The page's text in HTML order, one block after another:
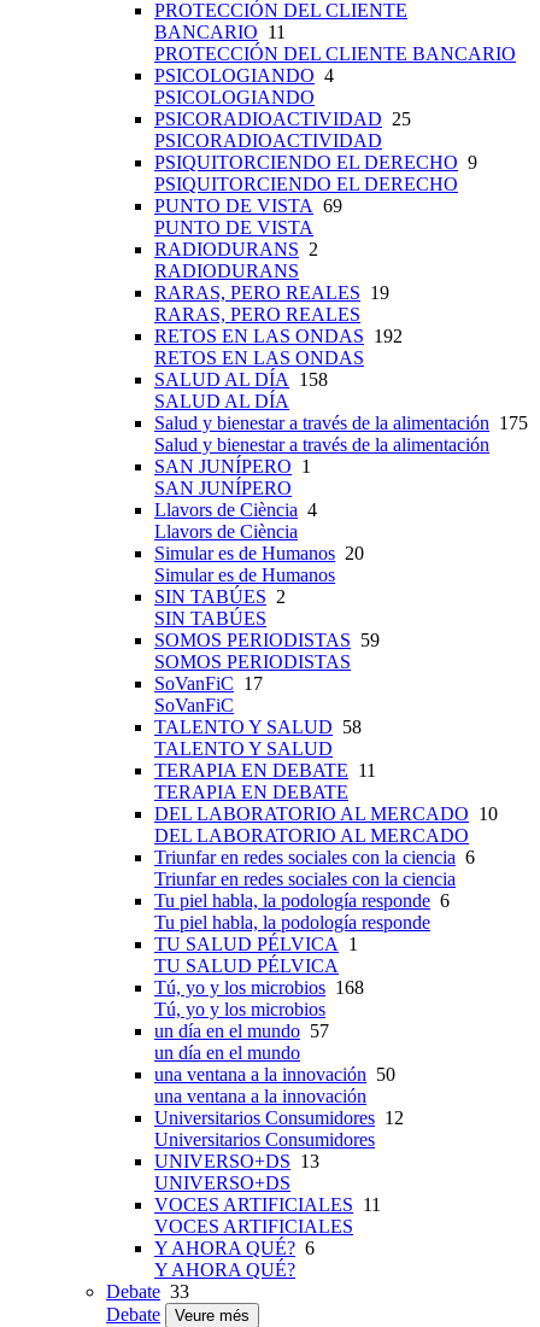
PROTECCIÓN DEL CLIENTE
BANCARIO 11
PROTECCIÓN DEL CLIENTE BANCARIO
PSICOLOGIANDO 4
PSICOLOGIANDO
PSICORADIOACTIVIDAD 25
PSICORADIOACTIVIDAD
PSIQUITORCIENDO EL DERECHO 9
PSIQUITORCIENDO EL DERECHO
PUNTO DE VISTA 69
PUNTO DE VISTA
RADIODURANS 2
RADIODURANS
RARAS, PERO REALES 19
RARAS, PERO REALES
RETOS EN LAS ONDAS 192
RETOS EN LAS ONDAS
SALUD AL DÍA 158
SALUD AL DÍA
Salud y bienestar a través de la alimentación 175
Salud y bienestar a través de la alimentación
SAN JUNÍPERO 1
SAN JUNÍPERO
Llavors de Ciència 4
Llavors de Ciència
Simular es de Humanos 20
Simular es de Humanos
SIN TABÚES 2
SIN TABÚES
SOMOS PERIODISTAS 59
SOMOS PERIODISTAS
SoVanFiC 17
SoVanFiC
TALENTO Y SALUD 58
TALENTO Y SALUD
TERAPIA EN DEBATE 11
TERAPIA EN DEBATE
DEL LABORATORIO AL MERCADO 10
DEL LABORATORIO AL MERCADO
Triunfar en redes sociales con la ciencia 6
Triunfar en redes sociales con la ciencia
Tu piel habla, la podología responde 6
Tu piel habla, la podología responde
TU SALUD PÉLVICA 1
TU SALUD PÉLVICA
Tú, yo y los microbios 168
Tú, yo y los microbios
un día en el mundo 57
un día en el mundo
una ventana a la innovación 50
una ventana a la innovación
Universitarios Consumidores 12
Universitarios Consumidores
UNIVERSO+DS 13
UNIVERSO+DS
VOCES ARTIFICIALES 11
VOCES ARTIFICIALES
Y AHORA QUÉ? 6
Y AHORA QUÉ?
Debate 33
Debate
Veure més